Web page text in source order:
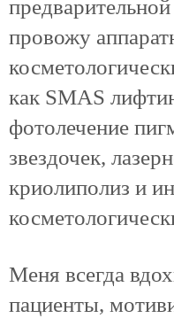
провожу
как SMAS
фотолечение
звездочек,
криолиполиз и
Меня всегда
пациенты,